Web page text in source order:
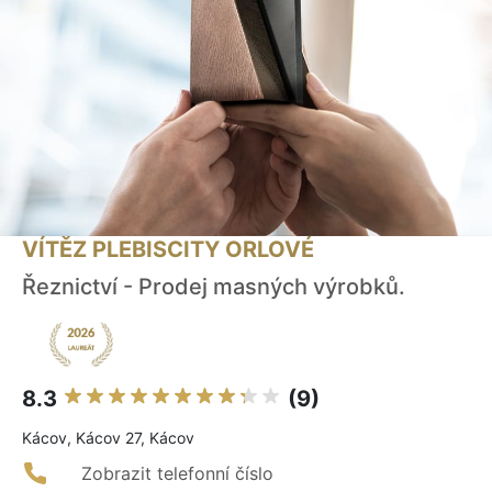
VÍTĚZ PLEBISCITY ORLOVÉ
Řeznictví - Prodej masných výrobků.
8.3 (9)
Kácov, Kácov 27, Kácov
Zobrazit telefonní číslo